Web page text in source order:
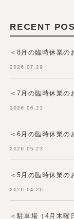
RECENT
＜8月の臨時休業の
2026.07.29
＜7月の臨時休業の
2026.06.22
＜6月の臨時休業の
2026.05.23
＜5月の臨時休業の
2026.04.20
＜駐車場（4月木曜